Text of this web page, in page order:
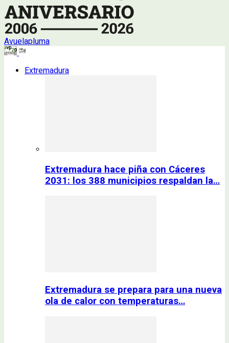
Avuelapluma
Extremadura
Extremadura hace piña con Cáceres
2031: los 388 municipios respaldan la…
Extremadura se prepara para una nueva
ola de calor con temperaturas…